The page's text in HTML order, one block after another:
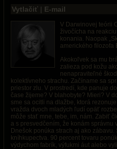
Vytlačiť | E-mail
V Darwinovej teórii
živočícha na
konania. Naopak
amerického filozofa
Akokoľvek sa mu
zalieza pod kožu
nenapraviteľné
kolektívneho strachu. Začíname sa
priestor zlu. V prostredí, kde panuje
čase žijeme? V blahobyte? Mieri? V
sme sa ocitli na dlažbe, ktorá
vražda dvoch mladých ľudí opäť
môže stať mne, tebe, im, nám. Zabiť
a s presvedčením, že konám správnu
Dnešok ponúka strach aj ako
kníhkupectva. 90 percent tovaru
výdychom fabrík, výfukmi áut alebo